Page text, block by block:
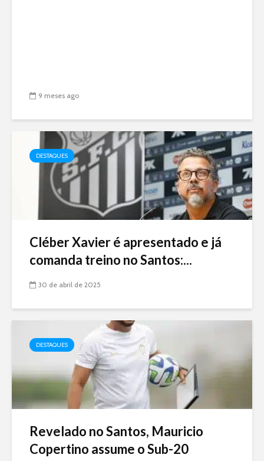
9 meses ago
DESTAQUES
Cléber Xavier é apresentado e já
comanda treino no Santos:...
30 de abril de 2025
DESTAQUES
Revelado no Santos, Mauricio
Copertino assume o Sub-20